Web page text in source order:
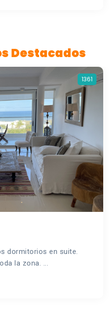
Destacados
1361
dormitorios en suite.
la zona. ...